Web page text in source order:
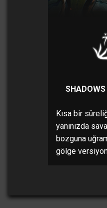
Kısa bir
yanınızda
bozguna
gölge